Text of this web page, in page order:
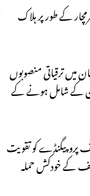
میں بی ایل اے کے ایک سرمچار کے طور پر ہلاک
میں ترقیاتی منصوبوں
کے شامل ہونے کے
پروپیگنڈے کو تقویت
کے خودکش حملہ